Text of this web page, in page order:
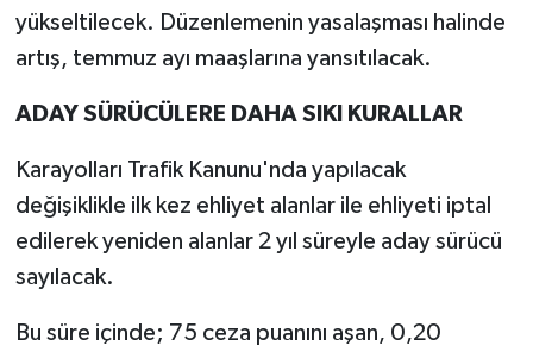
yükseltilecek. Düzenlemenin yasalaşması halinde
artış, temmuz ayı maaşlarına yansıtılacak.
ADAY SÜRÜCÜLERE DAHA SIKI KURALLAR
Karayolları Trafik Kanunu'nda yapılacak
değişiklikle ilk kez ehliyet alanlar ile ehliyeti iptal
edilerek yeniden alanlar 2 yıl süreyle aday sürücü
sayılacak.
Bu süre içinde; 75 ceza puanını aşan, 0,20